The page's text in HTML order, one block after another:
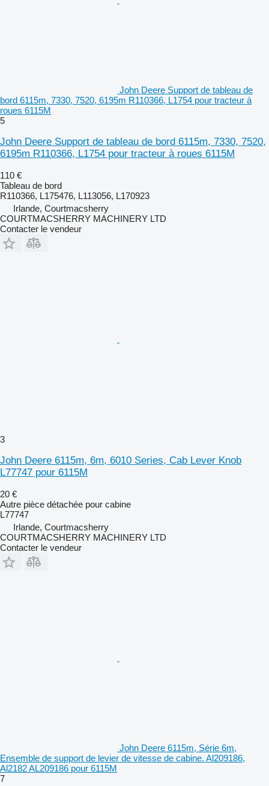
John Deere Support de tableau de
bord 6115m, 7330, 7520, 6195m R110366, L1754 pour tracteur à
roues 6115M
5
John Deere Support de tableau de bord 6115m, 7330, 7520,
6195m R110366, L1754 pour tracteur à roues 6115M
110 €
Tableau de bord
R110366, L175476, L113056, L170923
Irlande, Courtmacsherry
COURTMACSHERRY MACHINERY LTD
Contacter le vendeur
3
John Deere 6115m, 6m, 6010 Series, Cab Lever Knob
L77747 pour 6115M
20 €
Autre pièce détachée pour cabine
L77747
Irlande, Courtmacsherry
COURTMACSHERRY MACHINERY LTD
Contacter le vendeur
John Deere 6115m, Série 6m,
Ensemble de support de levier de vitesse de cabine. Al209186,
Al2182 AL209186 pour 6115M
7